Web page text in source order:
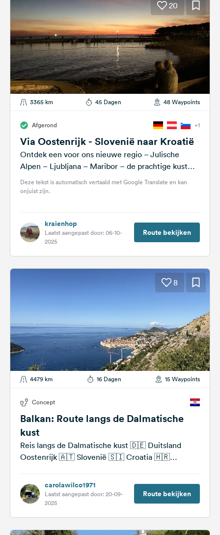
20
3365 km 45 Dagen 48 Waypoints
Afgerond +1
Via Oostenrijk - Slovenië naar Kroatië
Ontdek een voor ons nieuwe regio – Julische
Alpen – Ljubljana – Maribor – de prachtige kust
van Istrië – Van...
Deze tekst is automatisch vertaald met Google Translate en kan
onjuist zijn.
kraienhop
Laatst aangepast door: 06-10-
2025
Route bekijken
8
4479 km 16 Dagen 15 Waypoints
Concept
Balkan: Route langs de Dalmatische
kust
Reis langs de Dalmatische kust 🇩🇪 Duitsland
Oostenrijk 🇦🇹 Slovenië 🇸🇮 Croatia 🇭🇷
carolawilco1971
Laatst aangepast door: 20-09-
2025
Route bekijken